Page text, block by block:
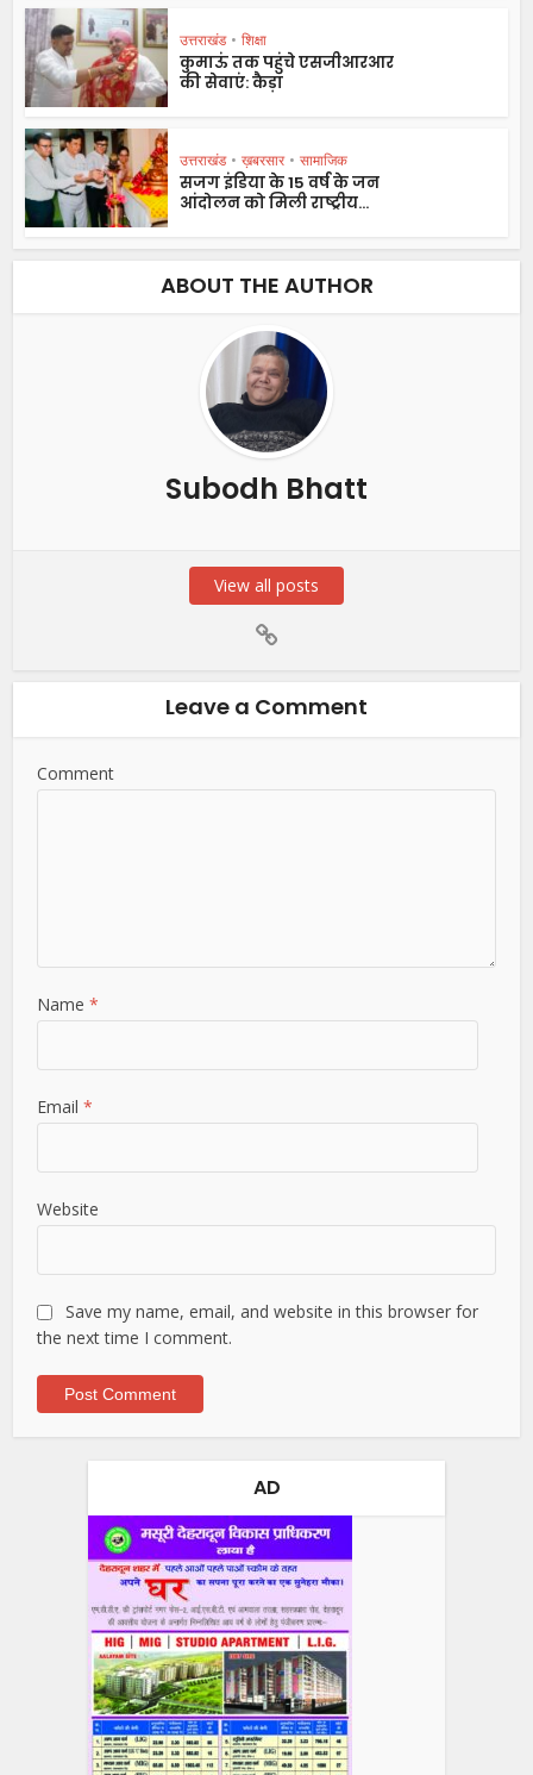
उत्तराखंड • शिक्षा
कुमाऊं तक पहुंचे एसजीआरआर
की सेवाएं: कैड़ा
उत्तराखंड • ख़बरसार • सामाजिक
सजग इंडिया के 15 वर्ष के जन
आंदोलन को मिली राष्ट्रीय...
ABOUT THE AUTHOR
Subodh Bhatt
View all posts
Leave a Comment
Comment
Name*
Email*
Website
Save my name, email, and website in this browser for
the next time I comment.
AD